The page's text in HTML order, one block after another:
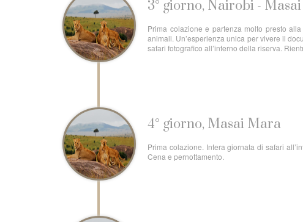
3° giorno, Nairobi -
Prima colazione e partenza molto presto
animali. Un’esperienza unica per vivere il
safari fotografico all’interno della riserva.
4° giorno, Masai Mara
Prima colazione. Intera giornata di safari
Cena e pernottamento.